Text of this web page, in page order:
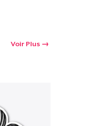
Voir Plus